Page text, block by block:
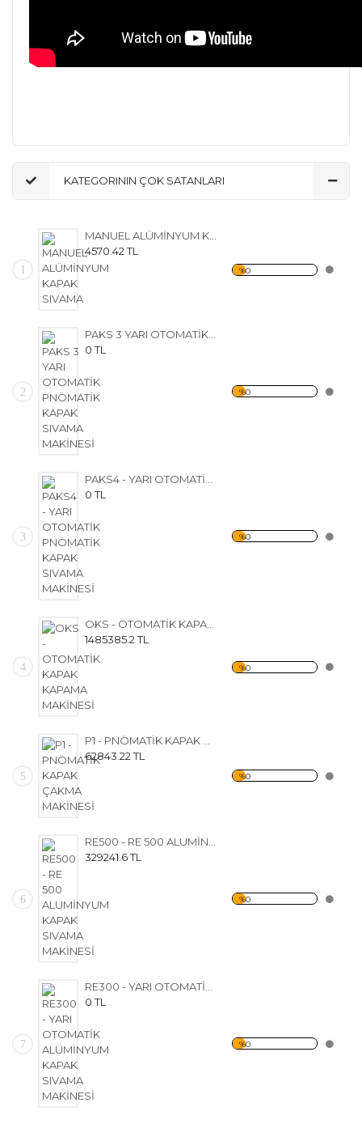
KATEGORININ ÇOK SATANLARI
1
4570.42 TL
%0
2
0 TL
%0
3
0 TL
%0
4
1485385.2 TL
%0
5
62843.22 TL
%0
6
329241.6 TL
%0
7
0 TL
%0